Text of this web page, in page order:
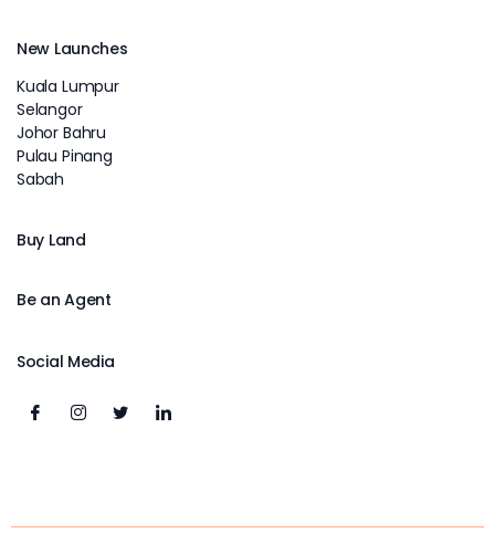
New Launches
Kuala Lumpur
Selangor
Johor Bahru
Pulau Pinang
Sabah
Buy Land
Be an Agent
Social Media